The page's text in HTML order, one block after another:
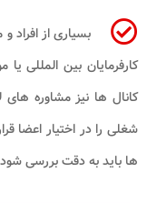
بسیاری از افراد
کارفرمایان بین المللی
کانال ها نیز مشاوره های
شغلی را در اختیار اعضا
ها باید به دقت بررسی شود